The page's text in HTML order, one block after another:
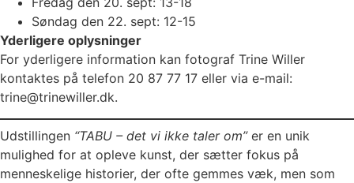
Søndag den 22. sept: 12-15
Yderligere oplysninger
For yderligere information kan fotograf Trine Willer
kontaktes på telefon 20 87 77 17 eller via e-mail:
trine@trinewiller.dk.
Udstillingen “TABU – det vi ikke taler om”er en unik
mulighed for at opleve kunst, der sætter fokus på
menneskelige historier, der ofte gemmes væk, men som